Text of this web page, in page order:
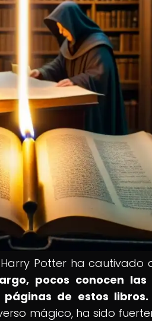
Potter ha
pocos conocen
de estos libros.
mágico, ha sido